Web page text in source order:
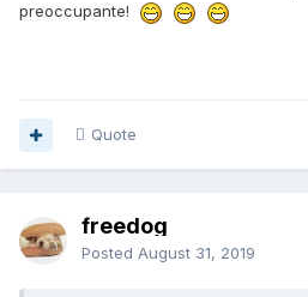
preoccupante!
Quote
freedog
Posted August 31, 2019